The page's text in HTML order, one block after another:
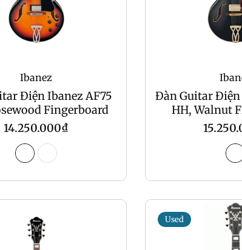
Ibanez
Điện Ibanez AF75
Fingerboard
Regular
price
14.250.000₫
Đàn Guitar Điện
HH, Walnut
price
Used